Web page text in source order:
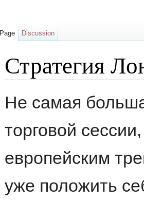
Стратегия
Не самая
торговой
европейским
уже положить
Page Discussion